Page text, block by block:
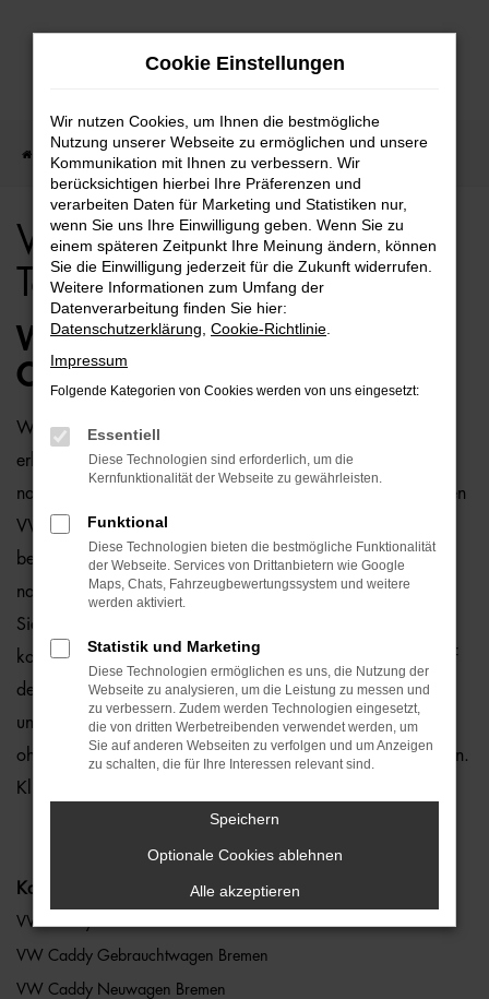
Zum
Startseite Bremen VW VW Caddy für Bremen Top Angebote
VW Caddy für Bremen
Top Angebote
WIE WÄRE ES MIT EINEM VW
CADDY FÜR BREMEN?
Wer zu uns und damit zur Auto-Familie Ostermaier kommt,
erhält viele Vorschläge rund um die Mobilität. Das gilt
natürlich auch für Bremen und Umgebung, wo wir gerne den
VW Caddy empfehlen. Die Rede ist von einem rundum
bewährten und zuverlässigen Fahrzeug, das perfekt zu
nahezu jedem Anspruch in Bremen passt. Gerne lassen wir
Sie bei uns vor Ort einsteigen oder übernehmen die
komplette Beratung auf digitalem Weg. Der Vorteil liegt auf
der Hand, denn so erhalten Sie Ihren VW Caddy frei Haus
und erfreuen sich an der direkten Lieferung nach Bremen
ohne für den Autokauf Ihre eigenen vier Wände zu verlassen.
Klingt gut? Dann kontaktieren Sie uns noch heute.
Kategorie
VW Caddy Bremen
VW Caddy Gebrauchtwagen Bremen
VW Caddy Neuwagen Bremen
Cookie Einstellungen
Wir nutzen Cookies, um Ihnen die bestmögliche
Nutzung unserer Webseite zu ermöglichen und unsere
Kommunikation mit Ihnen zu verbessern. Wir
berücksichtigen hierbei Ihre Präferenzen und
verarbeiten Daten für Marketing und Statistiken nur,
wenn Sie uns Ihre Einwilligung geben. Wenn Sie zu
einem späteren Zeitpunkt Ihre Meinung ändern, können
Sie die Einwilligung jederzeit für die Zukunft widerrufen.
Weitere Informationen zum Umfang der
Datenverarbeitung finden Sie hier:
Datenschutzerklärung Cookie-Richtlinie
Impressum
Folgende Kategorien von Cookies werden von uns eingesetzt:
Essentiell
Diese Technologien sind erforderlich, um die
Kernfunktionalität der Webseite zu gewährleisten.
Funktional
Diese Technologien bieten die bestmögliche Funktionalität
der Webseite. Services von Drittanbietern wie Google
Maps, Chats, Fahrzeugbewertungssystem und weitere
werden aktiviert.
Statistik und Marketing
Diese Technologien ermöglichen es uns, die Nutzung der
Webseite zu analysieren, um die Leistung zu messen und
zu verbessern. Zudem werden Technologien eingesetzt,
die von dritten Werbetreibenden verwendet werden, um
Sie auf anderen Webseiten zu verfolgen und um Anzeigen
zu schalten, die für Ihre Interessen relevant sind.
Speichern
Optionale Cookies ablehnen
Alle akzeptieren